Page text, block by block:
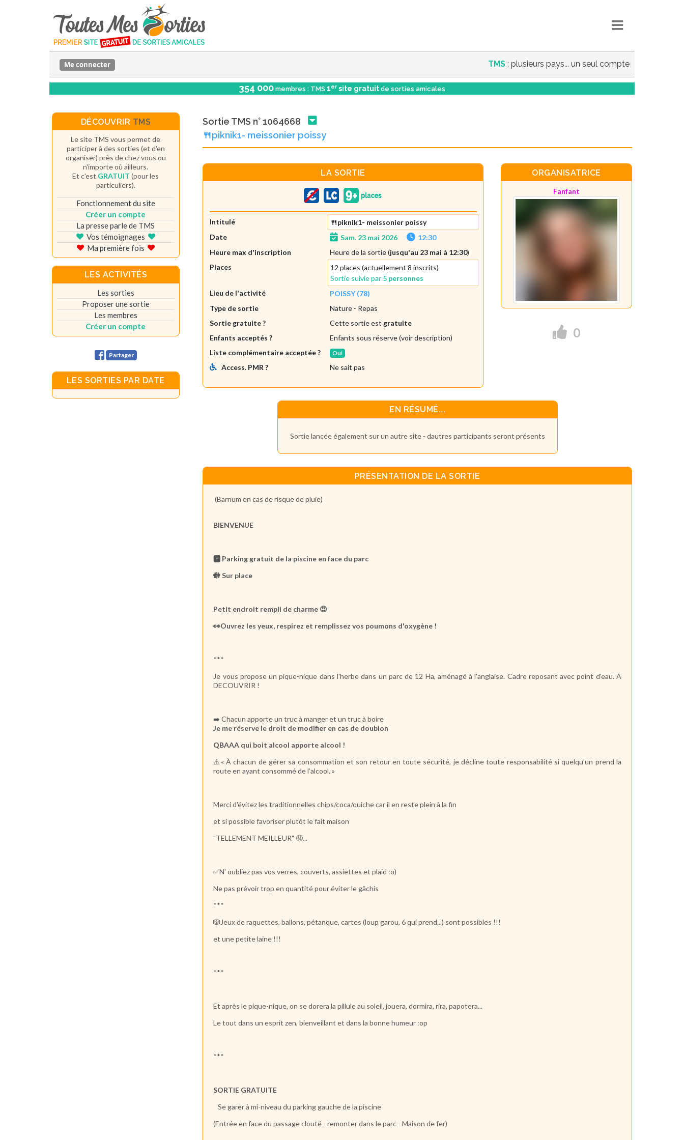
TMS : plusieurs pays... un seul compte
Me connecter
354 000 membres : TMS 1er site gratuit de sorties amicales
Sortie TMS n° 1064668
🍴piknik1- meissonier poissy
LA SORTIE
Intitulé
🍴piknik1- meissonier poissy
Date
Sam. 23 mai 2026
12:30
Heure max d'inscription
Heure de la sortie (jusqu'au 23 mai à 12:30)
Places
12 places (actuellement 8 inscrits)
Sortie suivie par 5 personnes
Lieu de l'activité
POISSY (78)
Type de sortie
Nature - Repas
Sortie gratuite ?
Cette sortie est gratuite
Enfants acceptés ?
Enfants sous réserve (voir description)
Liste complémentaire acceptée ?
Oui
Access. PMR ? Ne sait pas
ORGANISATRICE
Fanfant
0
EN RÉSUMÉ...
Sortie lancée également sur un autre site - dautres participants seront présents
PRÉSENTATION DE LA SORTIE
(Barnum en cas de risque de pluie)
BIENVENUE
🅿️ Parking gratuit de la piscine en face du parc
🚻 Sur place
Petit endroit rempli de charme 😍
👀Ouvrez les yeux, respirez et remplissez vos poumons d'oxygène !
***
Je vous propose un pique-nique dans l'herbe dans un parc de 12 Ha, aménagé à l'anglaise. Cadre reposant avec point d'eau. A
DECOUVRIR !
➡️ Chacun apporte un truc à manger et un truc à boire
Je me réserve le droit de modifier en cas de doublon
QBAAA qui boit alcool apporte alcool !
⚠️« À chacun de gérer sa consommation et son retour en toute sécurité, je décline toute responsabilité si quelqu’un prend la
route en ayant consommé de l’alcool. »
Merci d'évitez les traditionnelles chips/coca/quiche car il en reste plein à la fin
et si possible favoriser plutôt le fait maison
"TELLEMENT MEILLEUR" 🤤...
✅N' oubliez pas vos verres, couverts, assiettes et plaid :o)
Ne pas prévoir trop en quantité pour éviter le gâchis
***
🎲Jeux de raquettes, ballons, pétanque, cartes (loup garou, 6 qui prend...) sont possibles !!!
et une petite laine !!!
***
Et après le pique-nique, on se dorera la pillule au soleil, jouera, dormira, rira, papotera...
Le tout dans un esprit zen, bienveillant et dans la bonne humeur :op
***
SORTIE GRATUITE
Se garer à mi-niveau du parking gauche de la piscine
(Entrée en face du passage clouté - remonter dans le parc - Maison de fer)
DÉCOUVRIR TMS
Le site TMS vous permet de
participer à des sorties (et d'en
organiser) près de chez vous ou
n'importe où ailleurs.
Et c'est GRATUIT (pour les
particuliers).
Fonctionnement du site
Créer un compte
La presse parle de TMS
Vos témoignages
Ma première fois
LES ACTIVITÉS
Les sorties
Proposer une sortie
Les membres
Créer un compte
Partager
LES SORTIES PAR DATE